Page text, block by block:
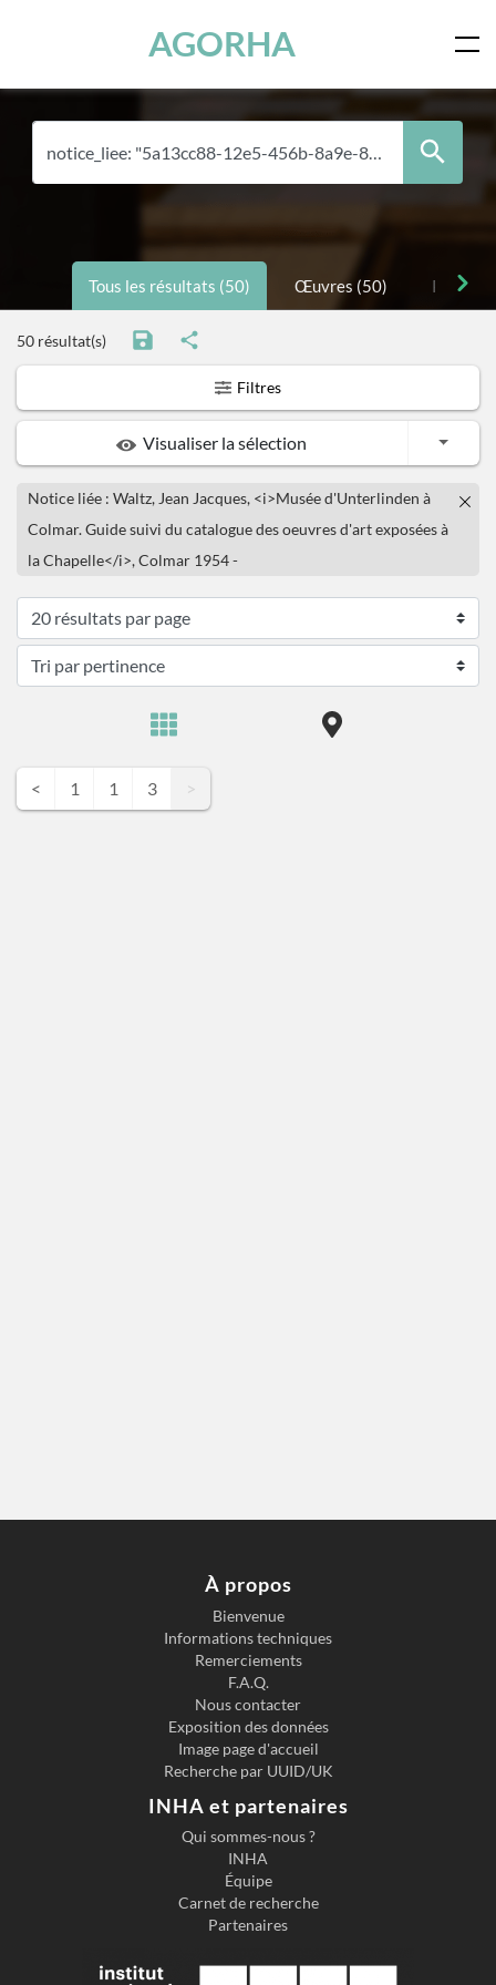
AGORHA
Tous les résultats (50) Œuvres (50)
50 résultat(s)
Filtres
Visualiser la sélection Toggle
Notice liée : Waltz, Jean Jacques, <i>Musée d'Unterlinden à
Colmar. Guide suivi du catalogue des oeuvres d'art exposées à
la Chapelle</i>, Colmar 1954 -
< 1 1 3 >
À propos
Bienvenue
Informations techniques
Remerciements
F.A.Q.
Nous contacter
Exposition des données
Image page d'accueil
Recherche par UUID/UK
INHA et partenaires
Qui sommes-nous ?
INHA
Équipe
Carnet de recherche
Partenaires